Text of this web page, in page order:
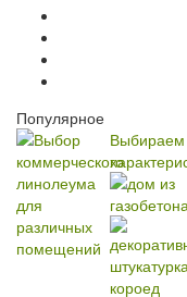
Популярное
Выбираем